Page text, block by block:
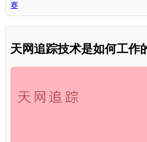
赛
天网追踪技术是如何工作